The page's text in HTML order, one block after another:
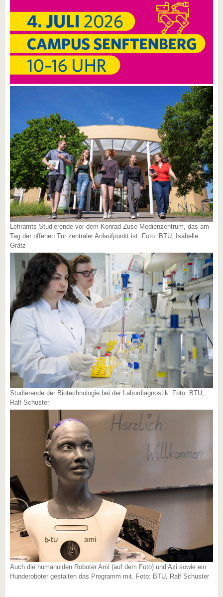
Lehramts-Studierende vor dem Konrad-Zuse-Medienzentrum, das am
Tag der offenen Tür zentraler Anlaufpunkt ist. Foto: BTU, Isabelle
Grätz
Studierende der Biotechnologie bei der Labordiagnostik. Foto: BTU,
Ralf Schuster
Auch die humanoiden Roboter Ami (auf dem Foto) und Azi sowie ein
Hunderoboter gestalten das Programm mit. Foto: BTU, Ralf Schuster